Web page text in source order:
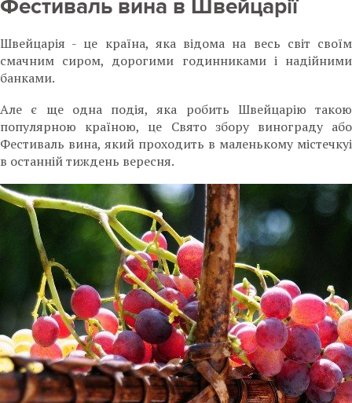
Фестиваль вина в Швейцарії
Швейцарія - це країна, яка відома на весь світ своїм
смачним сиром, дорогими годинниками і надійними
банками.
Але є ще одна подія, яка робить Швейцарію такою
популярною країною, це Свято збору винограду або
Фестиваль вина, який проходить в маленькому містечкуі
в останній тиждень вересня.